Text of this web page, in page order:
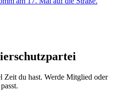
Zeit du hast. Werde Mitglied oder